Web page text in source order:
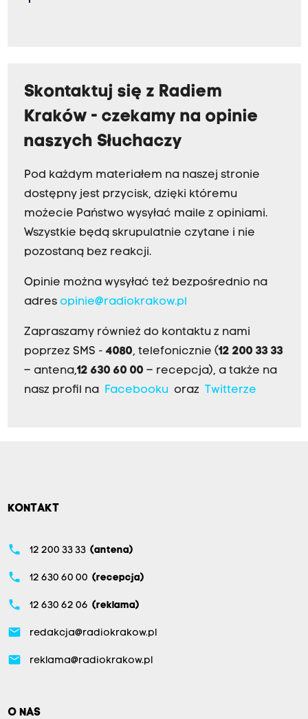
Skontaktuj się z Radiem
Kraków - czekamy na opinie
naszych Słuchaczy
Pod każdym materiałem na naszej stronie
dostępny jest przycisk, dzięki któremu
możecie Państwo wysyłać maile z opiniami.
Wszystkie będą skrupulatnie czytane i nie
pozostaną bez reakcji.
Opinie można wysyłać też bezpośrednio na
adres opinie@radiokrakow.pl
Zapraszamy również do kontaktu z nami
poprzez SMS - 4080, telefonicznie (12 200 33 33
– antena,12 630 60 00 – recepcja), a także na
nasz profil na Facebookuoraz Twitterze
KONTAKT
phone 12 200 33 33 (antena)
phone 12 630 60 00 (recepcja)
phone 12 630 62 06 (reklama)
email redakcja@radiokrakow.pl
email reklama@radiokrakow.pl
O NAS